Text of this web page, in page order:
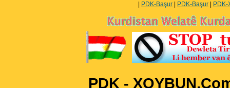
PDK-Başur PDK-Başur
PDK -